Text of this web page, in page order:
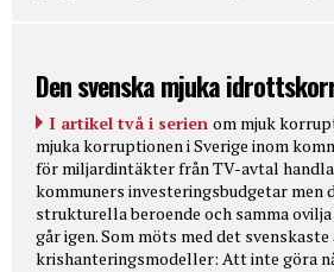
Den svenska mjuka
I artikel två i serien om mjuk
mjuka korruptionen i Sverige inom
för miljardintäkter från TV-avtal
kommuners investeringsbudgetar men
strukturella beroende och samma
går igen. Som möts med det
krishanteringsmodeller: Att inte göra